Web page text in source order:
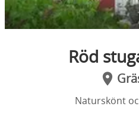
Röd
Naturskönt